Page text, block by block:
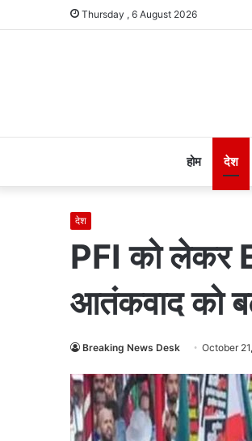
Thursday , 6 August 2026
होम देश
देश
PFI को लेकर
आतंकवाद को
Breaking News Desk October